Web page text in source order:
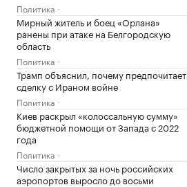
Политика
Мирный житель и боец «Орлана»
ранены при атаке на Белгородскую
область
Политика
Трамп объяснил, почему предпочитает
сделку с Ираном войне
Политика
Киев раскрыл «колоссальную сумму»
бюджетной помощи от Запада с 2022
года
Политика
Число закрытых за ночь российских
аэропортов выросло до восьми